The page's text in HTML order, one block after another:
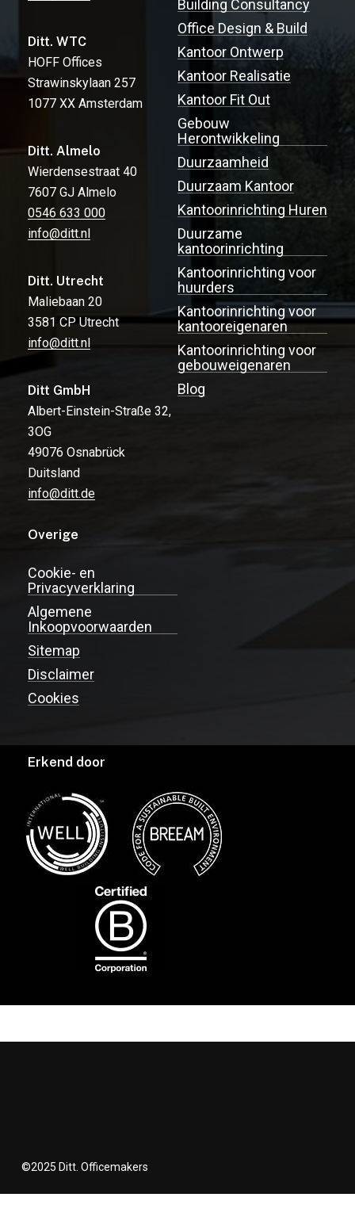
Ditt. WTC
HOFF Offices
Strawinskylaan 257
1077 XX Amsterdam
Ditt. Almelo
Wierdensestraat 40
7607 GJ Almelo
0546 633 000
info@ditt.nl
Ditt. Utrecht
Maliebaan 20
3581 CP Utrecht
info@ditt.nl
Ditt GmbH
Albert-Einstein-Straße 32,
3OG
49076 Osnabrück
Duitsland
info@ditt.de
Building Consultancy
Office Design & Build
Kantoor Ontwerp
Kantoor Realisatie
Kantoor Fit Out
Gebouw
Herontwikkeling
Duurzaamheid
Duurzaam Kantoor
Kantoorinrichting Huren
Duurzame
kantoorinrichting
Kantoorinrichting voor
huurders
Kantoorinrichting voor
kantooreigenaren
Kantoorinrichting voor
gebouweigenaren
Blog
Overige
Cookie- en
Privacyverklaring
Algemene
Inkoopvoorwaarden
Sitemap
Disclaimer
Cookies
Erkend door
©2025 Ditt. Officemakers